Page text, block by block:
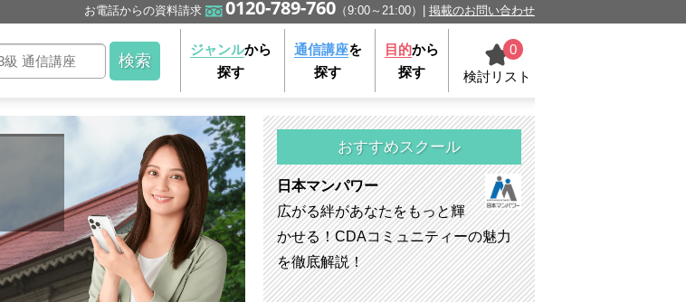
お電話からの資料請求 0120-789-760 （9:00～21:00） 掲載のお問い合わせ
ジャンルから
探す
通信講座を
探す
目的から
探す
0
検討リスト
おすすめスクール
日本マンパワー
広がる絆があなたをもっと輝
かせる！CDAコミュニティーの魅力
を徹底解説！